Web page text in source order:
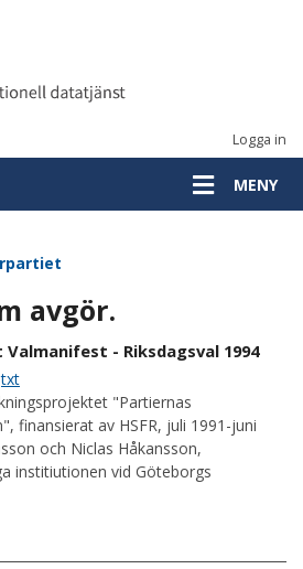
Logga in
MENY
avgör.
- Riksdagsval 1994
txt
"Partiernas
finansierat av HSFR, juli 1991-juni
och Niclas Håkansson,
institiutionen vid Göteborgs